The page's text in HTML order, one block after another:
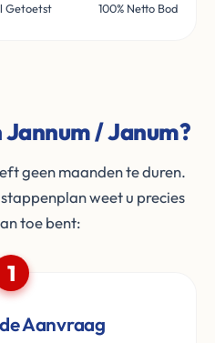
Getoetst 100% Netto Bod
/ Janum?
geen maanden te duren.
weet u precies
toe bent:
1
Aanvraag